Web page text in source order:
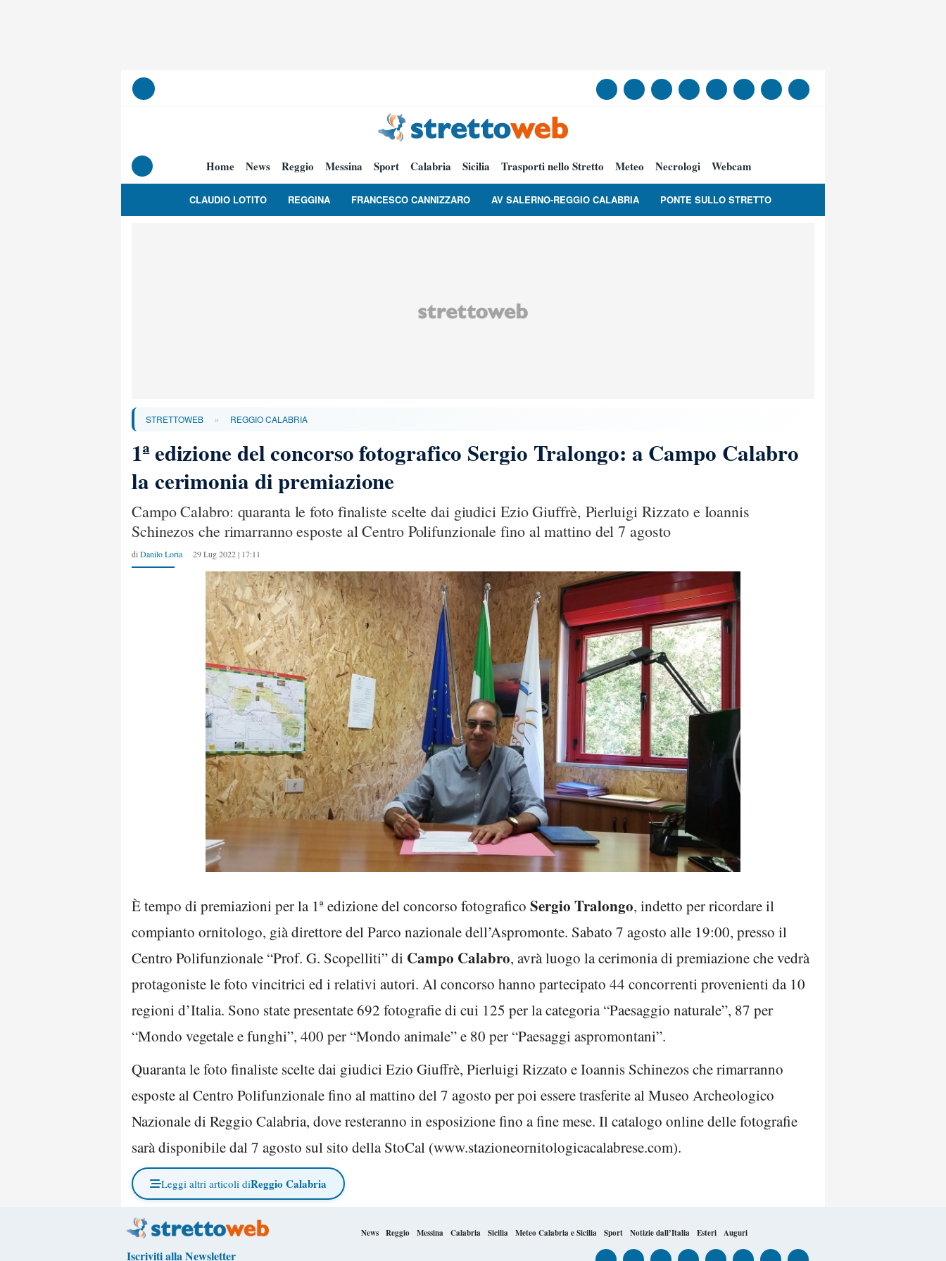
Home News Reggio Messina Sport Calabria Sicilia Trasporti nello Stretto Meteo Necrologi Webcam
CLAUDIO LOTITO REGGINA FRANCESCO CANNIZZARO AV SALERNO-REGGIO CALABRIA PONTE SULLO STRETTO
STRETTOWEB » REGGIO CALABRIA
1ª edizione del concorso fotografico Sergio Tralongo: a Campo Calabro
la cerimonia di premiazione
Campo Calabro: quaranta le foto finaliste scelte dai giudici Ezio Giuffrè, Pierluigi Rizzato e Ioannis
Schinezos che rimarranno esposte al Centro Polifunzionale fino al mattino del 7 agosto
di Danilo Loria 29 Lug 2022 | 17:11
È tempo di premiazioni per la 1ª edizione del concorso fotografico Sergio Tralongo, indetto per ricordare il
compianto ornitologo, già direttore del Parco nazionale dell’Aspromonte. Sabato 7 agosto alle 19:00, presso il
Centro Polifunzionale “Prof. G. Scopelliti” di Campo Calabro, avrà luogo la cerimonia di premiazione che vedrà
protagoniste le foto vincitrici ed i relativi autori. Al concorso hanno partecipato 44 concorrenti provenienti da 10
regioni d’Italia. Sono state presentate 692 fotografie di cui 125 per la categoria “Paesaggio naturale”, 87 per
“Mondo vegetale e funghi”, 400 per “Mondo animale” e 80 per “Paesaggi aspromontani”.
Quaranta le foto finaliste scelte dai giudici Ezio Giuffrè, Pierluigi Rizzato e Ioannis Schinezos che rimarranno
esposte al Centro Polifunzionale fino al mattino del 7 agosto per poi essere trasferite al Museo Archeologico
Nazionale di Reggio Calabria, dove resteranno in esposizione fino a fine mese. Il catalogo online delle fotografie
sarà disponibile dal 7 agosto sul sito della StoCal (www.stazioneornitologicacalabrese.com).
Leggi altri articoli diReggio Calabria
News Reggio Messina Calabria Sicilia Meteo Calabria e Sicilia Sport Notizie dall’Italia Esteri Auguri
Iscriviti alla Newsletter